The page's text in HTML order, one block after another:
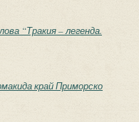
“Тракия – легенда.
край Приморско